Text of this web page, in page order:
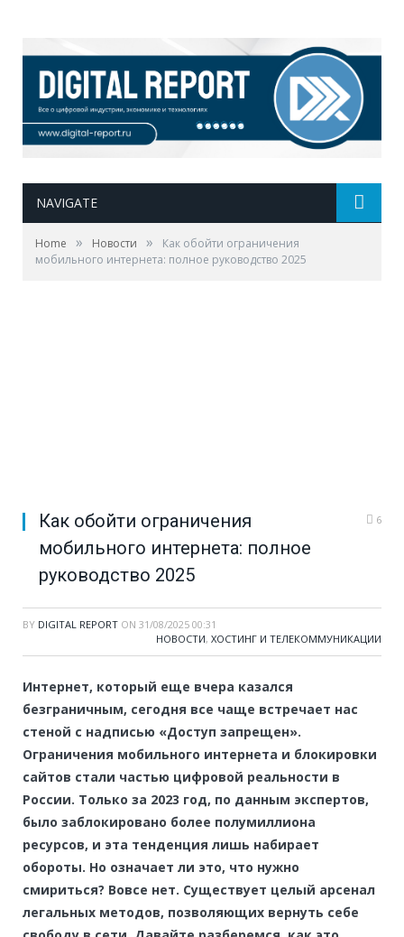
NAVIGATE
Home » Новости »
Как обойти ограничения
мобильного интернета: полное руководство 2025
Как обойти ограничения
мобильного интернета: полное
руководство 2025
6
BY DIGITAL REPORT ON 31/08/2025 00:31
НОВОСТИ, ХОСТИНГ И ТЕЛЕКОММУНИКАЦИИ
Интернет, который еще вчера казался
безграничным, сегодня все чаще встречает нас
стеной с надписью «Доступ запрещен».
Ограничения мобильного интернета и блокировки
сайтов стали частью цифровой реальности в
России. Только за 2023 год, по данным экспертов,
было заблокировано более полумиллиона
ресурсов, и эта тенденция лишь набирает
обороты. Но означает ли это, что нужно
смириться? Вовсе нет. Существует целый арсенал
легальных методов, позволяющих вернуть себе